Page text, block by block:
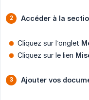
Accéder à la
Cliquez sur l’onglet
Cliquez sur le lien
Ajouter vos